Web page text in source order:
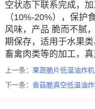
空状态下联系完成，
（10%-20%），保护
风味，产品 脆而不腻
期保存，适用于水果
畜禽肉类等的加工，
上一条： 果蔬脆片低温油炸机
下一条： 香菇脆真空低温油炸